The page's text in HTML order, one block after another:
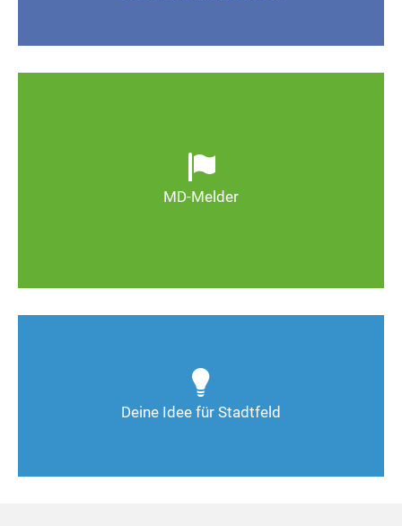
MD-Melder
wild entsorgter Müll. Melden Sie Mängel, damit
Magdeburg schöner und lebenswerter wird.
Deine Idee für Stadtfeld
Deine Ideen sind gefragt!